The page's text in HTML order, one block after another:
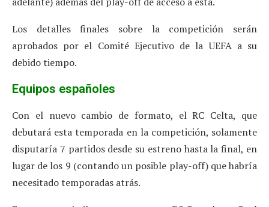
Los detalles finales sobre la competición serán
aprobados por el Comité Ejecutivo de la UEFA a su
debido tiempo.
Equipos españoles
Con el nuevo cambio de formato, el RC Celta, que
debutará esta temporada en la competición, solamente
disputaría 7 partidos desde su estreno hasta la final, en
lugar de los 9 (contando un posible play-off) que habría
necesitado temporadas atrás.